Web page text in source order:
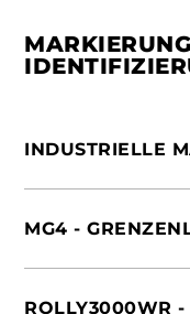
FRANKREICH
INDUSTRIELLE
ITALIEN
SPANIEN
NIEDERLANDE
MG4 -
ITALIEN
ROLLY3000WR